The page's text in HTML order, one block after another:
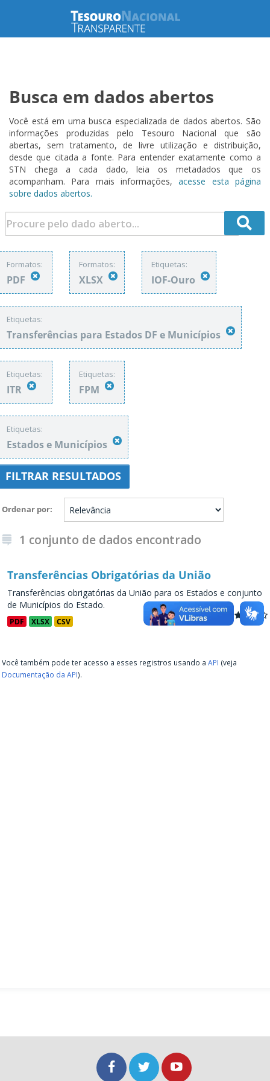
Busca em dados abertos
Você está em uma busca especializada de dados abertos. São
informações produzidas pelo Tesouro Nacional que são
abertas, sem tratamento, de livre utilização e distribuição,
desde que citada a fonte. Para entender exatamente como a
STN chega a cada dado, leia os metadados que os
acompanham. Para mais informações,acesse esta página
sobre dados abertos.
Formatos:
PDF
Formatos:
XLSX
Etiquetas:
IOF-Ouro
Etiquetas:
Transferências para Estados DF e Municípios
Etiquetas:
ITR
Etiquetas:
FPM
Etiquetas:
Estados e Municípios
FILTRAR RESULTADOS
Ordenar por
1 conjunto de dados encontrado
Transferências Obrigatórias da União
Transferências obrigatórias da União para os Estados e conjunto
de Municípios do Estado.
PDF XLSX CSV
Você também pode ter acesso a esses registros usando a API (veja
Documentação da API).